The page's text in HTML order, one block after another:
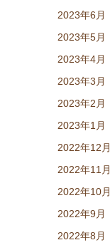
2023年6月
2023年5月
2023年4月
2023年3月
2023年2月
2023年1月
2022年12月
2022年11月
2022年10月
2022年9月
2022年8月